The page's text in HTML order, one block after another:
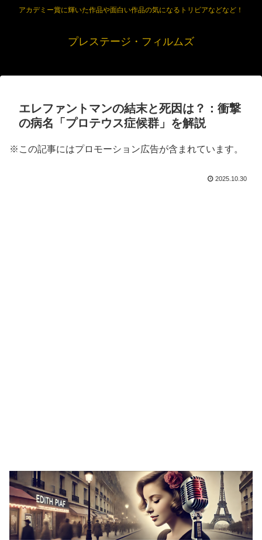
アカデミー賞に輝いた作品や面白い作品の気になるトリビアなどなど！
プレステージ・フィルムズ
エレファントマンの結末と死因は？：衝撃
の病名「プロテウス症候群」を解説
※この記事にはプロモーション広告が含まれています。
2025.10.30